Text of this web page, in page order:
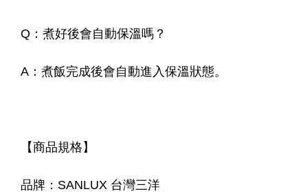
Q：煮好後會自動保溫嗎？
A：煮飯完成後會自動進入保溫狀態。
【商品規格】
品牌：SANLUX 台灣三洋